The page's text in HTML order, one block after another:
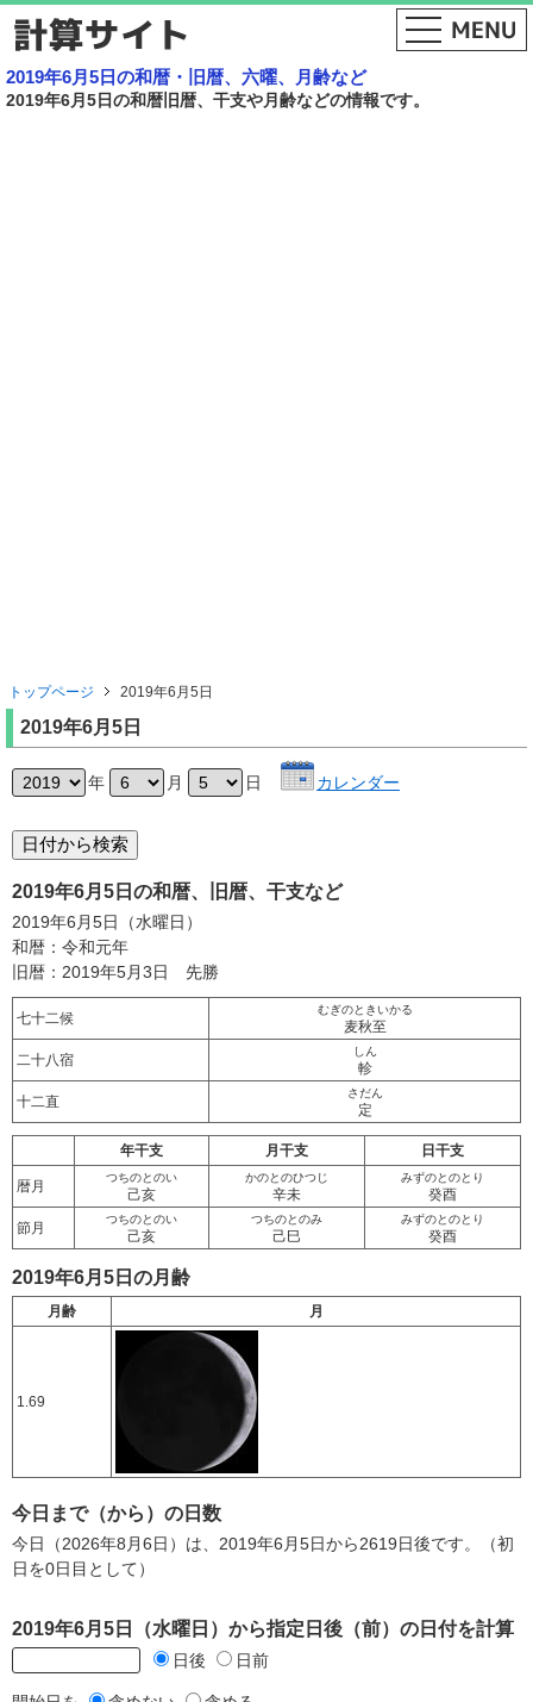
2019年6月5日の和暦・旧暦、六曜、月齢など
2019年6月5日の和暦旧暦、干支や月齢などの情報です。
トップページ 2019年6月5日
2019年6月5日
年 月 日 カレンダー
2019年6月5日の和暦、旧暦、干支など
2019年6月5日（水曜日）
和暦：令和元年
旧暦：2019年5月3日 先勝
七十二候
むぎのときいかる
麦秋至
二十八宿
しん
軫
十二直
さだん
定
年干支 月干支 日干支
暦月
つちのとのい
己亥
かのとのひつじ
辛未
みずのとのとり
癸酉
節月
つちのとのい
己亥
つちのとのみ
己巳
みずのとのとり
癸酉
2019年6月5日の月齢
月齢 月
1.69
今日まで（から）の日数
今日（2026年8月6日）は、2019年6月5日から2619日後です。（初
日を0日目として）
2019年6月5日（水曜日）から指定日後（前）の日付を計算
日後 日前